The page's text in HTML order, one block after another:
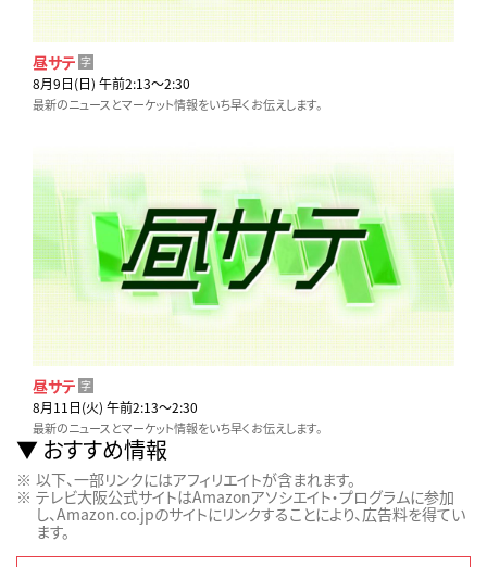
昼サテ 字
8月9日(日) 午前2:13〜2:30
最新のニュースとマーケット情報をいち早くお伝えします。
昼サテ 字
8月11日(火) 午前2:13〜2:30
最新のニュースとマーケット情報をいち早くお伝えします。
おすすめ情報
以下、一部リンクにはアフィリエイトが含まれます。
テレビ大阪公式サイトはAmazonアソシエイト・プログラムに参加
し、Amazon.co.jpのサイトにリンクすることにより、広告料を得てい
ます。